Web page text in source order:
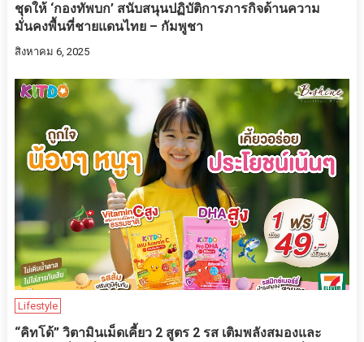
ชุดให้ ‘กองทัพบก’ สนับสนุนปฏิบัติการภารกิจด้านความ
มั่นคงพื้นที่ชายแดนไทย – กัมพูชา
สิงหาคม 6, 2025
Lifestyle
“คิทโด้” วิตามินเม็ดเคี้ยว 2 สูตร 2 รส เติมพลังสมองและ